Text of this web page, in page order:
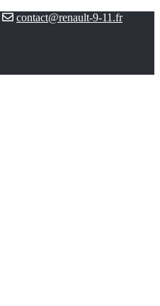
contact@renault-9-11.fr